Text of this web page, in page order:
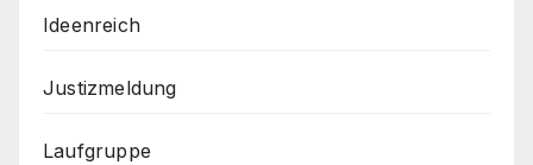
Ideenreich
Justizmeldung
Laufgruppe